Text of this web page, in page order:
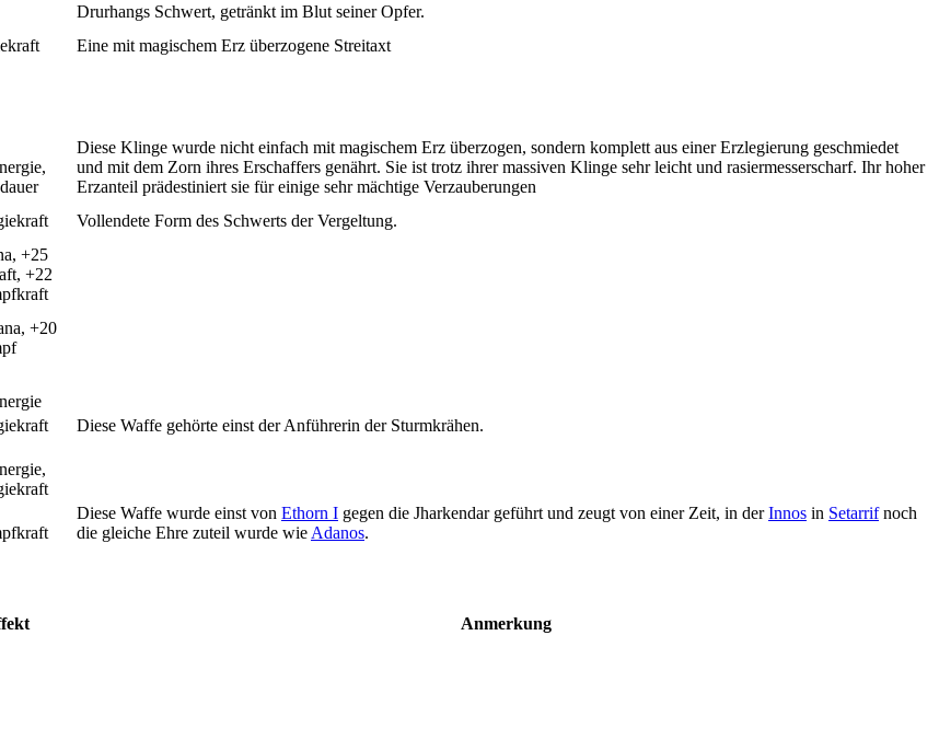
Drurhangs Schwert, getränkt im Blut seiner Opfer.
Eine mit magischem Erz überzogene Streitaxt
Diese Klinge wurde nicht einfach mit magischem Erz überzogen, sondern komplett aus einer Erzlegierung geschmiedet
und mit dem Zorn ihres Erschaffers genährt. Sie ist trotz ihrer massiven Klinge sehr leicht und rasiermesserscharf. Ihr hoher
Erzanteil prädestiniert sie für einige sehr mächtige Verzauberungen
Vollendete Form des Schwerts der Vergeltung.
+25
+22
+20
Diese Waffe gehörte einst der Anführerin der Sturmkrähen.
Diese Waffe wurde einst von Ethorn I gegen die Jharkendar geführt und zeugt von einer Zeit, in derInnos in Setarrifnoch
die gleiche Ehre zuteil wurde wie Adanos.
Anmerkung